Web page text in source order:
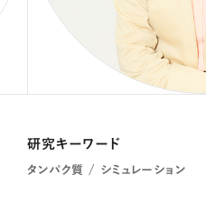
研究キーワード
タンパク質 / シミュレーション